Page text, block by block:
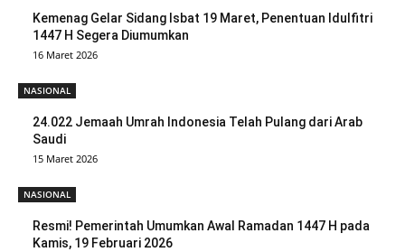
Kemenag Gelar Sidang Isbat 19 Maret, Penentuan Idulfitri
1447 H Segera Diumumkan
16 Maret 2026
NASIONAL
24.022 Jemaah Umrah Indonesia Telah Pulang dari Arab
Saudi
15 Maret 2026
NASIONAL
Resmi! Pemerintah Umumkan Awal Ramadan 1447 H pada
Kamis, 19 Februari 2026